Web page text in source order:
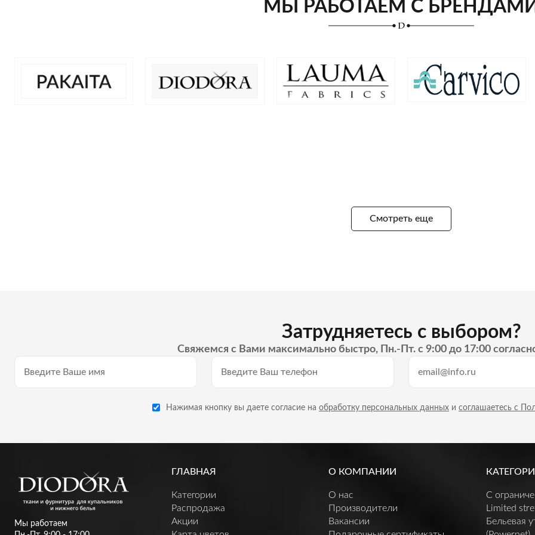
МЫ РАБОТАЕМ С
Смотреть еще
Затрудняетесь с выбором?
Свяжемся с Вами максимально быстро, Пн.-Пт. с 9:00 до 17:00
Нажимая кнопку вы даете согласие на обработку персональных данных и соглашаетесь с
Мы работаем
ГЛАВНАЯ
Категории
Распродажа
Акции
О КОМПАНИИ
О нас
Производители
Вакансии
C
Limited
Бельевая